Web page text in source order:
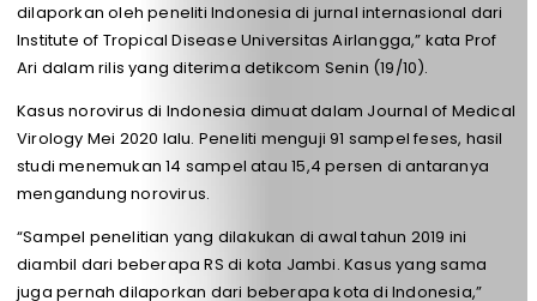
dilaporkan oleh peneliti Indonesia di jurnal internasional dari
Institute of Tropical Disease Universitas Airlangga,” kata Prof
Ari dalam rilis yang diterima detikcom Senin (19/10).
Kasus norovirus di Indonesia dimuat dalam Journal of Medical
Virology Mei 2020 lalu. Peneliti menguji 91 sampel feses, hasil
studi menemukan 14 sampel atau 15,4 persen di antaranya
mengandung norovirus.
“Sampel penelitian yang dilakukan di awal tahun 2019 ini
diambil dari beberapa RS di kota Jambi. Kasus yang sama
juga pernah dilaporkan dari beberapa kota di Indonesia,”